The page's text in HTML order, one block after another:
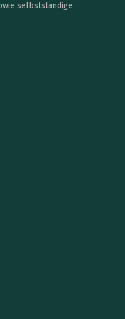
selbstständige